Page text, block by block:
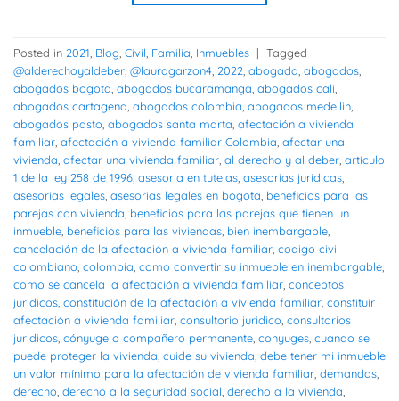
Posted in 2021, Blog, Civil, Familia, Inmuebles | Tagged
@alderechoyaldeber, @lauragarzon4, 2022, abogada, abogados,
abogados bogota, abogados bucaramanga, abogados cali,
abogados cartagena, abogados colombia, abogados medellin,
abogados pasto, abogados santa marta, afectación a vivienda
familiar, afectación a vivienda familiar Colombia, afectar una
vivienda, afectar una vivienda familiar, al derecho y al deber, artículo
1 de la ley 258 de 1996, asesoria en tutelas, asesorias juridicas,
asesorias legales, asesorias legales en bogota, beneficios para las
parejas con vivienda, beneficios para las parejas que tienen un
inmueble, beneficios para las viviendas, bien inembargable,
cancelación de la afectación a vivienda familiar, codigo civil
colombiano, colombia, como convertir su inmueble en inembargable,
como se cancela la afectación a vivienda familiar, conceptos
juridicos, constitución de la afectación a vivienda familiar, constituir
afectación a vivienda familiar, consultorio juridico, consultorios
juridicos, cónyuge o compañero permanente, conyuges, cuando se
puede proteger la vivienda, cuide su vivienda, debe tener mi inmueble
un valor mínimo para la afectación de vivienda familiar, demandas,
derecho, derecho a la seguridad social, derecho a la vivienda,